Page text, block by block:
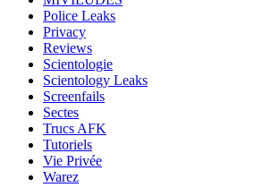
Police Leaks
Privacy
Reviews
Scientologie
Scientology Leaks
Screenfails
Sectes
Trucs AFK
Tutoriels
Vie Privée
Warez